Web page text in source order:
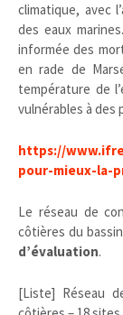
climatique, avec
des eaux
informée des
en rade de
température de
vulnérables à des
https://
pour-mieux-la-
Le réseau de
côtières du
d’évaluation.
[Liste] Réseau